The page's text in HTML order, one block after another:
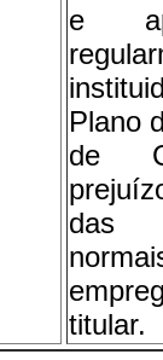
e
Plano
de
das
titular.